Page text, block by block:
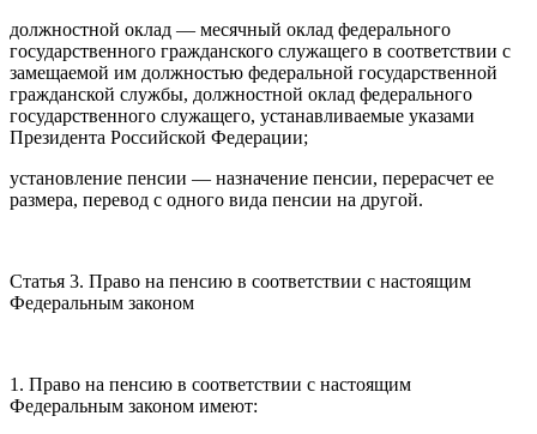
должностной оклад — месячный оклад федерального
государственного гражданского служащего в соответствии с
замещаемой им должностью федеральной государственной
гражданской службы, должностной оклад федерального
государственного служащего, устанавливаемые указами
Президента Российской Федерации;
установление пенсии — назначение пенсии, перерасчет ее
размера, перевод с одного вида пенсии на другой.
Статья 3. Право на пенсию в соответствии с настоящим
Федеральным законом
1. Право на пенсию в соответствии с настоящим
Федеральным законом имеют: